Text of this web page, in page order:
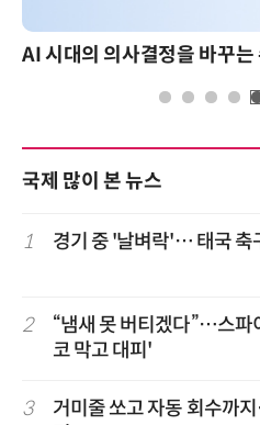
국제 많이 본 뉴스
1 경기 중 '날벼락'… 태국 축
2
“냄새 못 버티겠다”…스파
코 막고 대피'
3
거미줄 쏘고 자동 회수까